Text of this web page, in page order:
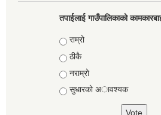
तपाईलाई गाउँपालिकाको
Choices
राम्रो
ठीकै
नराम्रो
सुधारको अावश्यक